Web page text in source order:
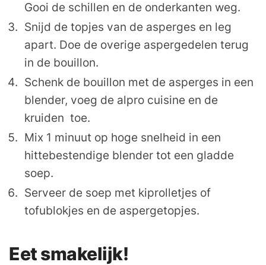
Gooi de schillen en de onderkanten weg.
Snijd de topjes van de asperges en leg
apart. Doe de overige aspergedelen terug
in de bouillon.
Schenk de bouillon met de asperges in een
blender, voeg de alpro cuisine en de
kruiden toe.
Mix 1 minuut op hoge snelheid in een
hittebestendige blender tot een gladde
soep.
Serveer de soep met kiprolletjes of
tofublokjes en de aspergetopjes.
Eet smakelijk!